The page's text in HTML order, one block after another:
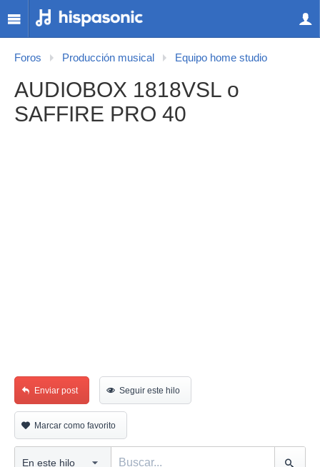
Foros Producción musical Equipo home studio
AUDIOBOX 1818VSL o
SAFFIRE PRO 40
Enviar post Seguir este hilo
Marcar como favorito